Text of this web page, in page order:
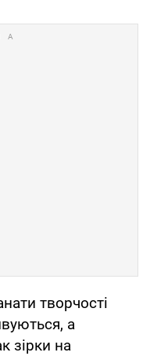
творчості
а
зірки на